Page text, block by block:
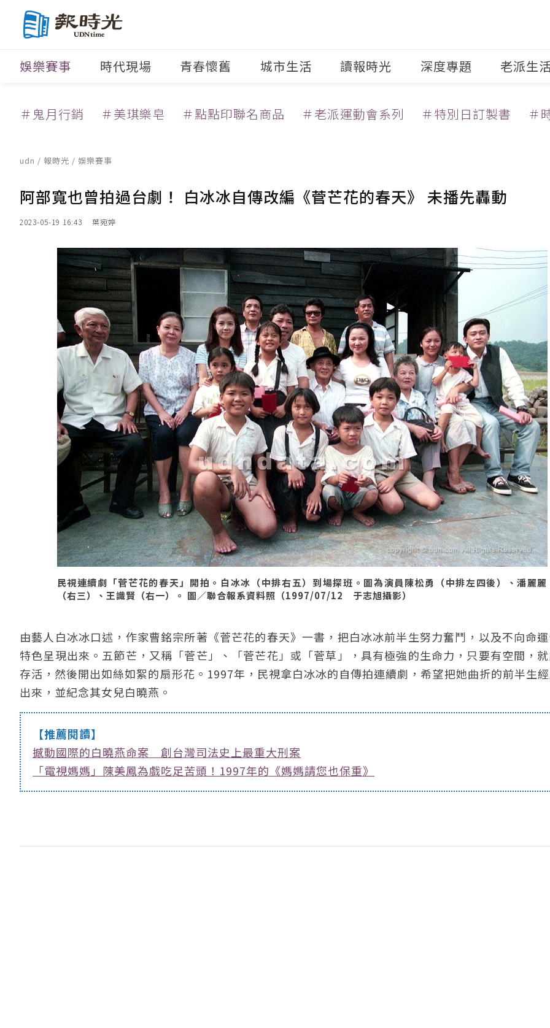
娛樂賽事 時代現場 青春懷舊 城市生活 讀報時光 深度專題 老派生
＃鬼月行銷 ＃美琪樂皂 ＃點點印聯名商品 ＃老派運動會系列 ＃特別日訂製書 ＃
udn / 報時光 / 娛樂賽事
阿部寬也曾拍過台劇！ 白冰冰自傳改編《菅芒花的春天》 未播先轟動
2023-05-19 16:43 葉宛婷
民視連續劇「菅芒花的春天」開拍。白冰冰（中排右五）到場探班。圖為演員陳松勇（中排左四後）、潘麗麗
（右三）、王識賢（右一）。 圖／聯合報系資料照（1997/07/12 于志旭攝影）
由藝人白冰冰口述，作家曹銘宗所著《菅芒花的春天》一書，把白冰冰前半生努力奮鬥，以及不向命
特色呈現出來。五節芒，又稱「菅芒」、「菅芒花」或「菅草」，具有極強的生命力，只要有空間，
存活，然後開出如絲如絮的扇形花。1997年，民視拿白冰冰的自傳拍連續劇，希望把她曲折的前半生
出來，並紀念其女兒白曉燕。
【推薦閱讀】
撼動國際的白曉燕命案 創台灣司法史上最重大刑案
「電視媽媽」陳美鳳為戲吃足苦頭！1997年的《媽媽請您也保重》